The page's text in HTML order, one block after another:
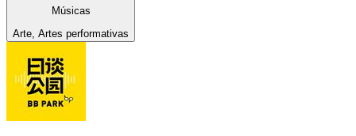
Músicas
Arte, Artes performativas